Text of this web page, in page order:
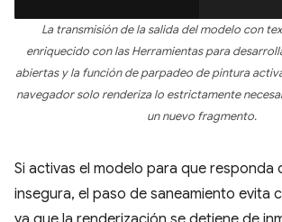
La transmisión de la salida del modelo con
enriquecido con las Herramientas para
abiertas y la función de parpadeo de pintura
navegador solo renderiza lo estrictamente
un nuevo fragmento.
Si activas el modelo para que responda
insegura, el paso de saneamiento evita